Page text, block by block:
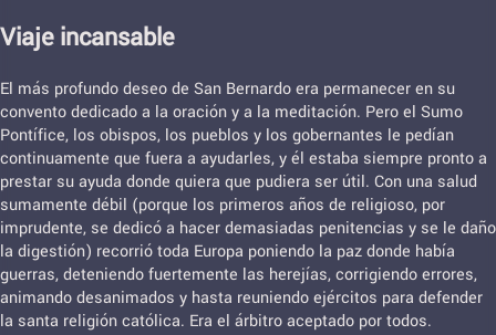
Viaje incansable
El más profundo deseo de San Bernardo era permanecer en su
convento dedicado a la oración y a la meditación. Pero el Sumo
Pontífice, los obispos, los pueblos y los gobernantes le pedían
continuamente que fuera a ayudarles, y él estaba siempre pronto a
prestar su ayuda donde quiera que pudiera ser útil. Con una salud
sumamente débil (porque los primeros años de religioso, por
imprudente, se dedicó a hacer demasiadas penitencias y se le daño
la digestión) recorrió toda Europa poniendo la paz donde había
guerras, deteniendo fuertemente las herejías, corrigiendo errores,
animando desanimados y hasta reuniendo ejércitos para defender
la santa religión católica. Era el árbitro aceptado por todos.